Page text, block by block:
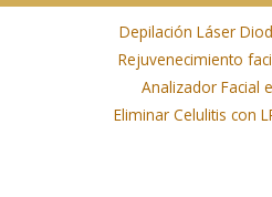
Depilación Láser
Rejuvenecimiento
Analizador Facial
Eliminar Celulitis con